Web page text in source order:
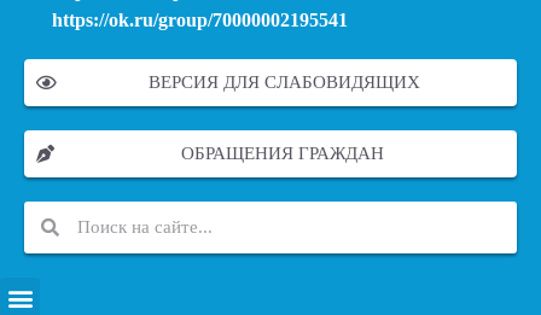
https://ok.ru/group/70000002195541
ВЕРСИЯ ДЛЯ СЛАБОВИДЯЩИХ
ОБРАЩЕНИЯ ГРАЖДАН